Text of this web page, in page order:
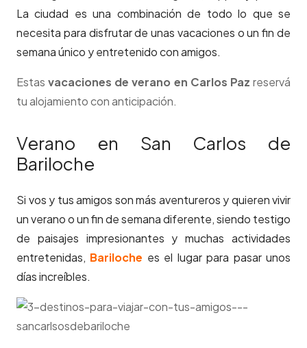
La ciudad es una combinación de todo lo que se
necesita para disfrutar de unas vacaciones o un fin de
semana único y entretenido con amigos.
Estasvacaciones de verano en Carlos Paz reservá
tu alojamiento con anticipación.
Verano en San Carlos de
Bariloche
Si vos y tus amigos son más aventureros y quieren vivir
un verano o un fin de semana diferente, siendo testigo
de paisajes impresionantes y muchas actividades
entretenidas, Bariloche es el lugar para pasar unos
días increíbles.